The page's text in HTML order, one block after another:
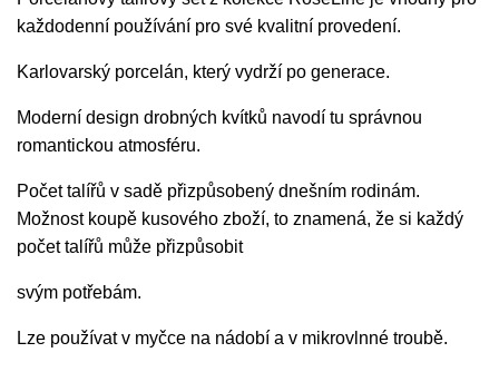
každodenní používání pro své kvalitní provedení.
Karlovarský porcelán, který vydrží po generace.
Moderní design drobných kvítků navodí tu správnou
romantickou atmosféru.
Počet talířů v sadě přizpůsobený dnešním rodinám.
Možnost koupě kusového zboží, to znamená, že si každý
počet talířů může přizpůsobit
svým potřebám.
Lze používat v myčce na nádobí a v mikrovlnné troubě.